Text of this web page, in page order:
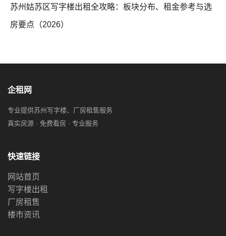
苏州姑苏区写字楼出租全攻略：板块分布、租金参考与选
房要点（2026）
企租网
专业提供苏州写字楼、厂房租售服务
真实房源 · 免费看房 · 专业服务
快速链接
网站首页
写字楼出租
厂房租售
楼市资讯